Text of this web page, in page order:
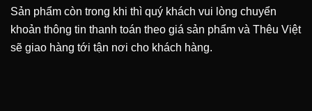
Sản phẩm còn trong khi thì quý khách vui lòng chuyển
khoản thông tin thanh toán theo giá sản phẩm và Thêu Việt
sẽ giao hàng tới tận nơi cho khách hàng.